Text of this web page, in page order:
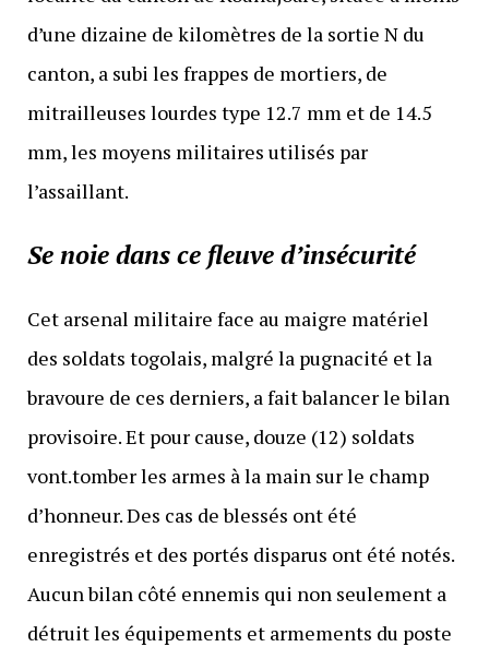
d’une dizaine de kilomètres de la sortie N du
canton, a subi les frappes de mortiers, de
mitrailleuses lourdes type 12.7 mm et de 14.5
mm, les moyens militaires utilisés par
l’assaillant.
Se noie dans ce fleuve d’insécurité
Cet arsenal militaire face au maigre matériel
des soldats togolais, malgré la pugnacité et la
bravoure de ces derniers, a fait balancer le bilan
provisoire. Et pour cause, douze (12) soldats
vont.tomber les armes à la main sur le champ
d’honneur. Des cas de blessés ont été
enregistrés et des portés disparus ont été notés.
Aucun bilan côté ennemis qui non seulement a
détruit les équipements et armements du poste